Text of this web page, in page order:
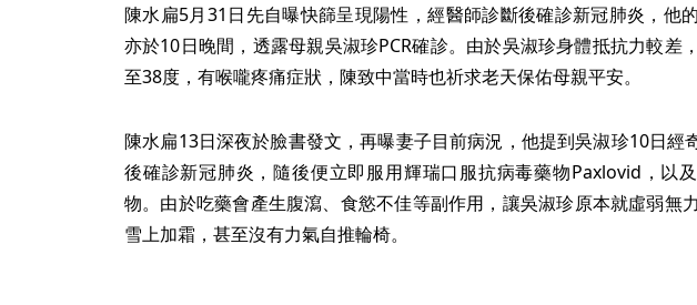
陳水扁5月31日先自曝快篩呈現陽性，經醫師診斷後確診新冠肺炎，他
亦於10日晚間，透露母親吳淑珍PCR確診。由於吳淑珍身體抵抗力較差
至38度，有喉嚨疼痛症狀，陳致中當時也祈求老天保佑母親平安。
陳水扁13日深夜於臉書發文，再曝妻子目前病況，他提到吳淑珍10日經
後確診新冠肺炎，隨後便立即服用輝瑞口服抗病毒藥物Paxlovid，以
物。由於吃藥會產生腹瀉、食慾不佳等副作用，讓吳淑珍原本就虛弱無
雪上加霜，甚至沒有力氣自推輪椅。